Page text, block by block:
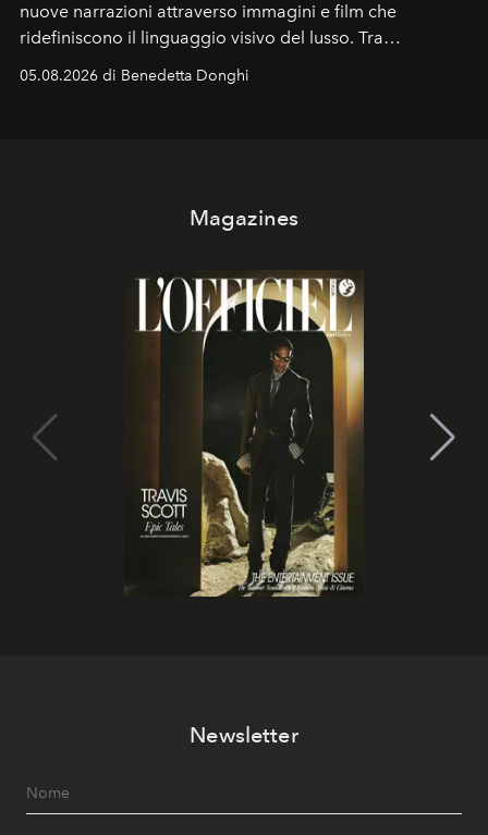
nuove narrazioni attraverso immagini e film che
ridefiniscono il linguaggio visivo del lusso. Tra
protagonisti del cinema, volti della cultura
contemporanea e storytelling d'autore, le maison
05.08.2026 di Benedetta Donghi
Magazines
Newsletter